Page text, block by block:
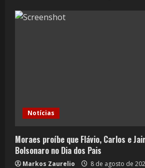
Notícias
Moraes proíbe que Flávio, Carlos e
Bolsonaro no Dia dos Pais
Markos Zaurelio 8 de agosto de